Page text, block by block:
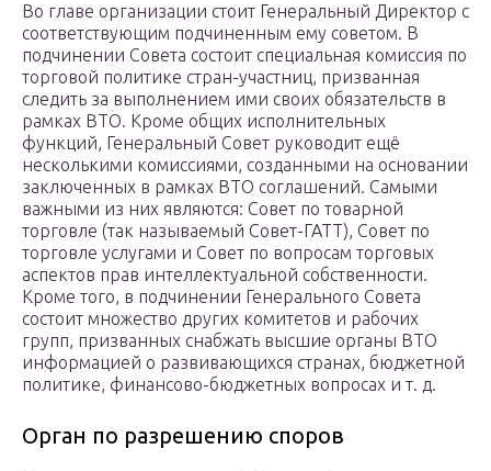
Во главе организации стоит Генеральный Директор с
соответствующим подчиненным ему советом. В
подчинении Совета состоит специальная комиссия по
торговой политике стран-участниц, призванная
следить за выполнением ими своих обязательств в
рамках ВТО. Кроме общих исполнительных
функций, Генеральный Совет руководит ещё
несколькими комиссиями, созданными на основании
заключенных в рамках ВТО соглашений. Самыми
важными из них являются: Совет по товарной
торговле (так называемый Совет-ГАТТ), Совет по
торговле услугами и Совет по вопросам торговых
аспектов прав интеллектуальной собственности.
Кроме того, в подчинении Генерального Совета
состоит множество других комитетов и рабочих
групп, призванных снабжать высшие органы ВТО
информацией о развивающихся странах, бюджетной
политике, финансово-бюджетных вопросах и т. д.
Орган по разрешению споров